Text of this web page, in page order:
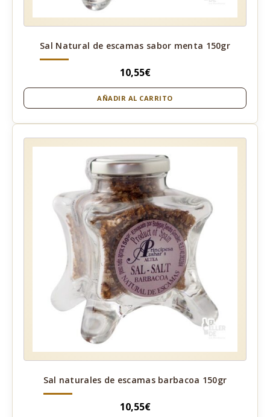
Sal Natural de escamas sabor menta 150gr
10,55€
AÑADIR AL CARRITO
Sal naturales de escamas barbacoa 150gr
10,55€